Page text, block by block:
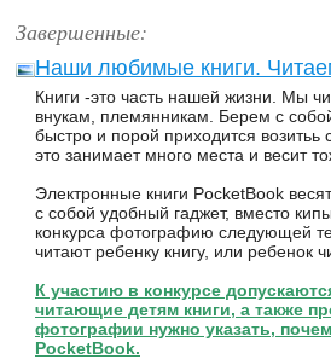
Завершенные:
Наши любимые книги.
Книги -это часть нашей жизни. Мы
внукам, племянникам. Берем с
быстро и порой приходится возитьь
это занимает много места и весит
Электронные книги PocketBook
с собой удобный гаджет, вместо
конкурса фотографию следующей
читают ребенку книгу, или ребенок
К участию в конкурсе
читающие детям книги, а также
фотографии нужно указать,
PocketBook.